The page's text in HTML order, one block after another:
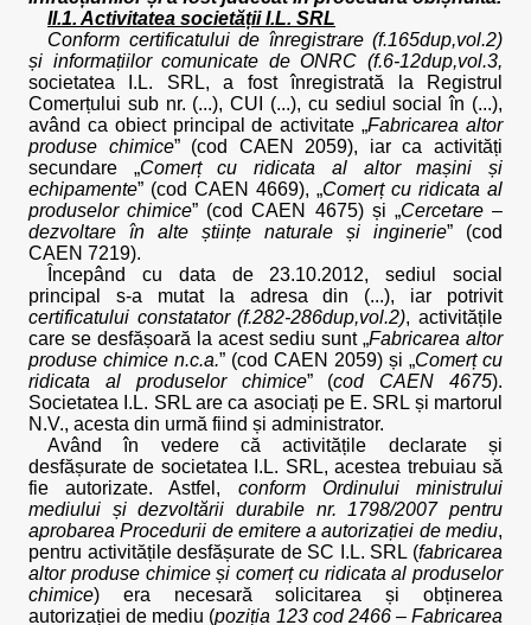
II.1. Activitatea societății I.L. SRL
Conform certificatului de înregistrare (f.165dup,vol.2)
și informațiilor comunicate de ONRC (f.6-12dup,vol.3,
societatea I.L. SRL, a fost înregistrată la Registrul
Comerțului sub nr. (...), CUI (...), cu sediul social în (...),
având ca obiect principal de activitate „Fabricarea altor
produse chimice” (cod CAEN 2059), iar ca activități
secundare „Comerț cu ridicata al altor mașini și
echipamente” (cod CAEN 4669), „Comerț cu ridicata al
produselor chimice” (cod CAEN 4675) și „Cercetare –
dezvoltare în alte științe naturale și inginerie” (cod
CAEN 7219).
Începând cu data de 23.10.2012, sediul social
principal s-a mutat la adresa din (...), iar potrivit
certificatului constatator (f.282-286dup,vol.2), activitățile
care se desfășoară la acest sediu sunt „Fabricarea altor
produse chimice n.c.a.” (cod CAEN 2059) și „Comerț cu
ridicata al produselor chimice” (cod CAEN 4675).
Societatea I.L. SRL are ca asociați pe E. SRL și martorul
N.V., acesta din urmă fiind și administrator.
Având în vedere că activitățile declarate și
desfășurate de societatea I.L. SRL, acestea trebuiau să
fie autorizate. Astfel, conform Ordinului ministrului
mediului și dezvoltării durabile nr. 1798/2007 pentru
aprobarea Procedurii de emitere a autorizației de mediu,
pentru activitățile desfășurate de SC I.L. SRL (fabricarea
altor produse chimice și comerț cu ridicata al produselor
chimice) era necesară solicitarea și obținerea
autorizației de mediu (poziția 123 cod 2466 – Fabricarea